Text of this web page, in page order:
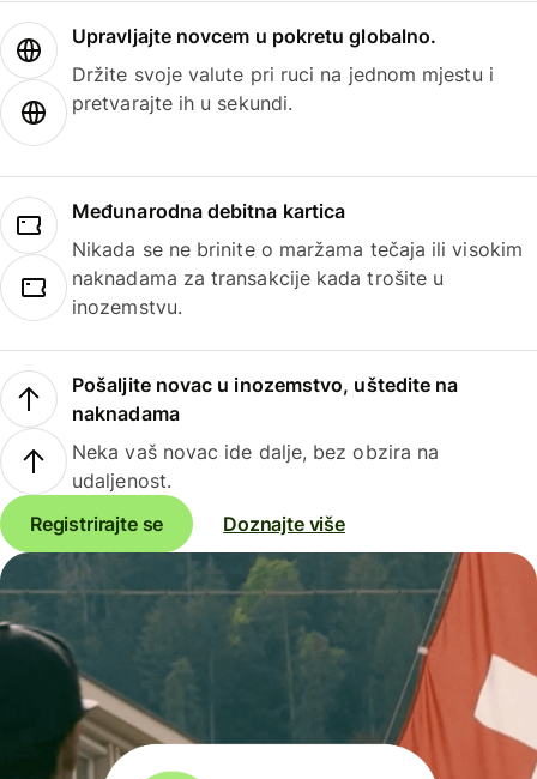
Upravljajte novcem u pokretu globalno.
Držite svoje valute pri ruci na jednom mjestu i
pretvarajte ih u sekundi.
Međunarodna debitna kartica
Nikada se ne brinite o maržama tečaja ili visokim
naknadama za transakcije kada trošite u
inozemstvu.
Pošaljite novac u inozemstvo, uštedite na
naknadama
Neka vaš novac ide dalje, bez obzira na
udaljenost.
Registrirajte se
Doznajte više